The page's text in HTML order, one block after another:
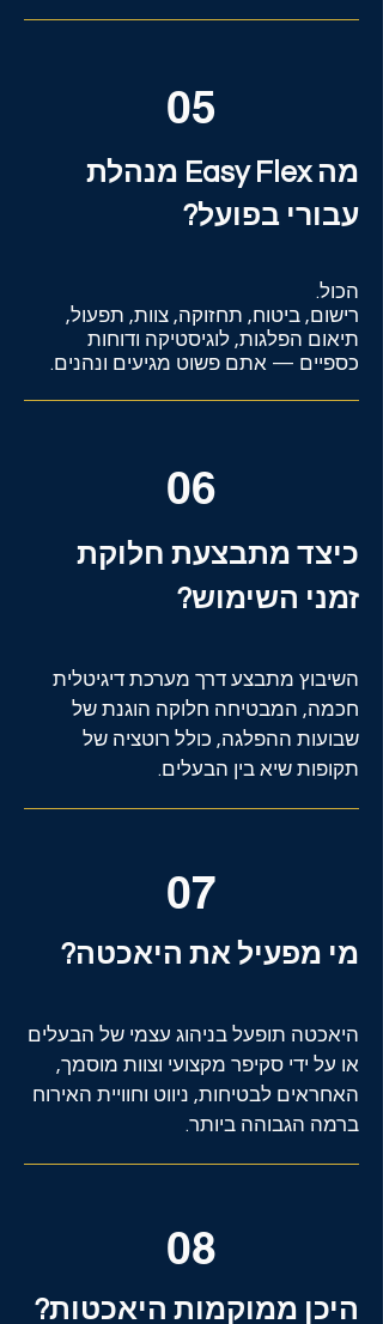
05
מה Easy Flex מנהלת
עבורי בפועל?
הכול.
רישום, ביטוח, תחזוקה, צוות, תפעול,
תיאום הפלגות, לוגיסטיקה ודוחות
כספיים — אתם פשוט מגיעים ונהנים.
06
כיצד מתבצעת חלוקת
זמני השימוש?
השיבוץ מתבצע דרך מערכת דיגיטלית
חכמה, המבטיחה חלוקה הוגנת של
שבועות ההפלגה, כולל רוטציה של
תקופות שיא בין הבעלים.
07
מי מפעיל את היאכטה?
היאכטה תופעל בניהוג עצמי של הבעלים
או על ידי סקיפר מקצועי וצוות מוסמך,
האחראים לבטיחות, ניווט וחוויית האירוח
ברמה הגבוהה ביותר.
08
היכן ממוקמות היאכטות?